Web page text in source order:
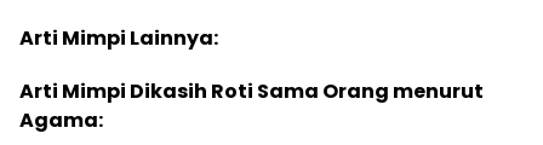
Arti Mimpi Lainnya:
Arti Mimpi Dikasih Roti Sama Orang menurut
Agama: